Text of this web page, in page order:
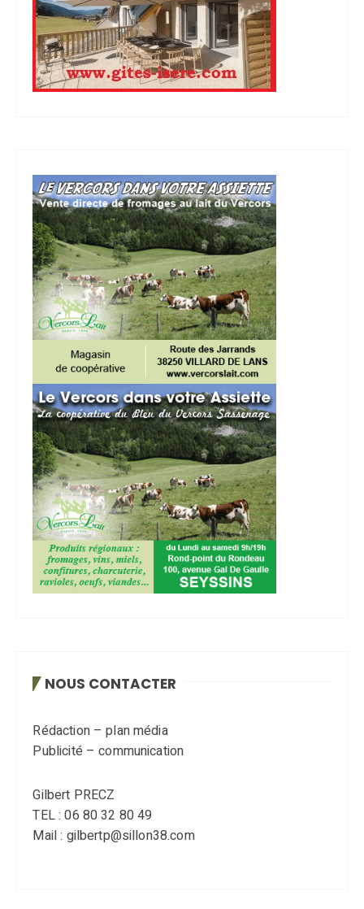
NOUS CONTACTER
Rédaction – plan média
Publicité – communication
Gilbert PRECZ
TEL : 06 80 32 80 49
Mail : gilbertp@sillon38.com